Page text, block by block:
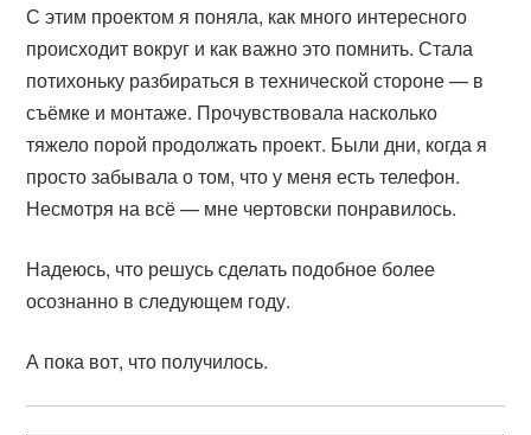
С этим проектом я поняла, как много интересного
происходит вокруг и как важно это помнить. Стала
потихоньку разбираться в технической стороне — в
съёмке и монтаже. Прочувствовала насколько
тяжело порой продолжать проект. Были дни, когда я
просто забывала о том, что у меня есть телефон.
Несмотря на всё — мне чертовски понравилось.
Надеюсь, что решусь сделать подобное более
осознанно в следующем году.
А пока вот, что получилось.